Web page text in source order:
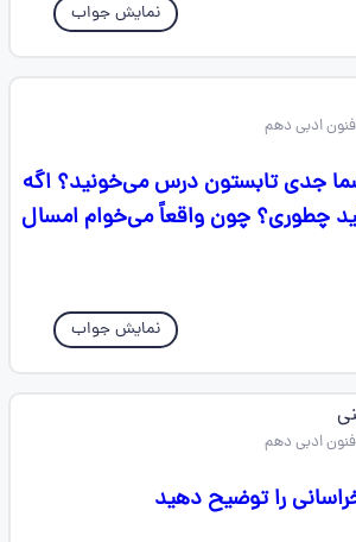
نمایش جواب
جدی تابستون درس می‌خونید؟ اگه
چطوری؟ چون واقعاً می‌خوام امسال
نمایش جواب
را توضیح دهید